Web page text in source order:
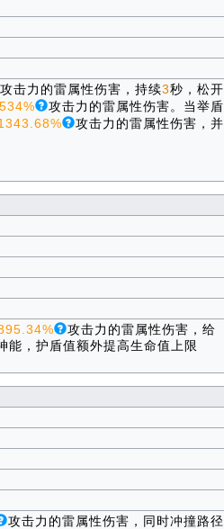
攻击力的雷属性伤害，持续3秒，松开
攻击力的雷属性伤害。当举盾
攻击力的雷属性伤害，并
攻击力的雷属性伤害，给
能，护盾值额外提高生命值上限
攻击力的雷属性伤害，同时冲撞路径